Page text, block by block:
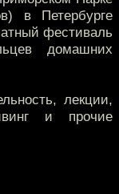
в Петербурге
фестиваль
домашних
лекции,
и прочие